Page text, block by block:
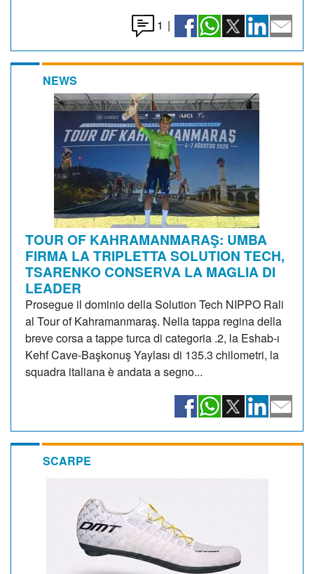
1 |
NEWS
TOUR OF KAHRAMANMARAŞ: UMBA
FIRMA LA TRIPLETTA SOLUTION TECH,
TSARENKO CONSERVA LA MAGLIA DI
LEADER
Prosegue il dominio della Solution Tech NIPPO Rali
al Tour of Kahramanmaraş. Nella tappa regina della
breve corsa a tappe turca di categoria .2, la Eshab-ı
Kehf Cave-Başkonuş Yaylası di 135.3 chilometri, la
squadra italiana è andata a segno...
SCARPE